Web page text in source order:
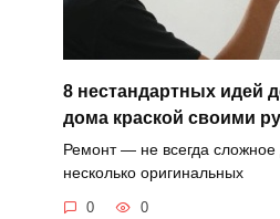
8 нестандартных идей
дома краской своими
Ремонт — не всегда сложное
несколько оригинальных
0 0